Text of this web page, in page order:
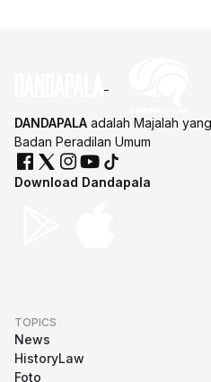
DANDAPALA adalah Majalah
Badan Peradilan Umum
Download Dandapala
TOPICS
News
HistoryLaw
Foto